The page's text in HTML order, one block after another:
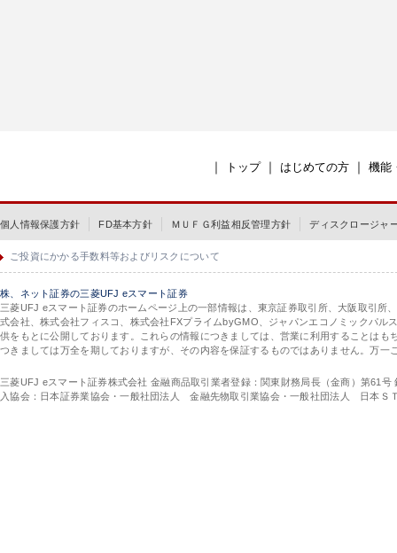
｜ トップ｜ はじめての方 ｜ 機能
個人情報保護方針 FD基本方針 ＭＵＦＧ利益相反管理方針 ディスクロージャ
ご投資にかかる手数料等およびリスクについて
株、ネット証券の三菱UFJ eスマート証券
三菱UFJ eスマート証券のホームページ上の一部情報は、東京証券取引所、大阪取引
式会社、株式会社フィスコ、株式会社FXプライムbyGMO、ジャパンエコノミックパ
供をもとに公開しております。これらの情報につきましては、営業に利用することは
つきましては万全を期しておりますが、その内容を保証するものではありません。万
三菱UFJ eスマート証券株式会社 金融商品取引業者登録：関東財務局長（金商）第61
入協会：日本証券業協会・一般社団法人 金融先物取引業協会・一般社団法人 日本